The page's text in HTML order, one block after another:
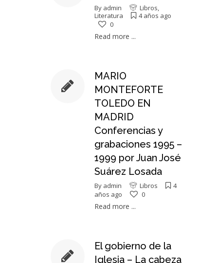
By admin Libros,
Literatura
4 años ago
0
Read more ...
MARIO
MONTEFORTE
TOLEDO EN
MADRID
Conferencias y
grabaciones 1995 –
1999 por Juan José
Suárez Losada
By admin Libros
4
años ago
0
Read more ...
El gobierno de la
Iglesia – La cabeza